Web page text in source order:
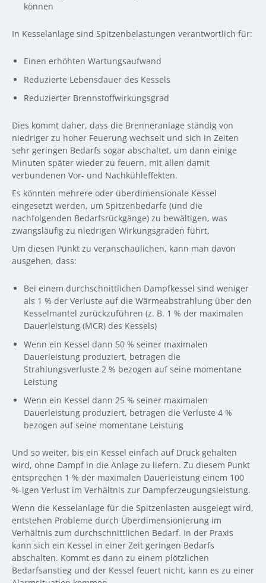
können
In Kesselanlage sind Spitzenbelastungen verantwortlich für:
Einen erhöhten Wartungsaufwand
Reduzierte Lebensdauer des Kessels
Reduzierter Brennstoffwirkungsgrad
Dies kommt daher, dass die Brenneranlage ständig von
niedriger zu hoher Feuerung wechselt und sich in Zeiten
sehr geringen Bedarfs sogar abschaltet, um dann einige
Minuten später wieder zu feuern, mit allen damit
verbundenen Vor- und Nachkühleffekten.
Es könnten mehrere oder überdimensionale Kessel
eingesetzt werden, um Spitzenbedarfe (und die
nachfolgenden Bedarfsrückgänge) zu bewältigen, was
zwangsläufig zu niedrigen Wirkungsgraden führt.
Um diesen Punkt zu veranschaulichen, kann man davon
ausgehen, dass:
Bei einem durchschnittlichen Dampfkessel sind weniger
als 1 % der Verluste auf die Wärmeabstrahlung über den
Kesselmantel zurückzuführen (z. B. 1 % der maximalen
Dauerleistung (MCR) des Kessels)
Wenn ein Kessel dann 50 % seiner maximalen
Dauerleistung produziert, betragen die
Strahlungsverluste 2 % bezogen auf seine momentane
Leistung
Wenn ein Kessel dann 25 % seiner maximalen
Dauerleistung produziert, betragen die Verluste 4 %
bezogen auf seine momentane Leistung
Und so weiter, bis ein Kessel einfach auf Druck gehalten
wird, ohne Dampf in die Anlage zu liefern. Zu diesem Punkt
entsprechen 1 % der maximalen Dauerleistung einem 100
%-igen Verlust im Verhältnis zur Dampferzeugungsleistung.
Wenn die Kesselanlage für die Spitzenlasten ausgelegt wird,
entstehen Probleme durch Überdimensionierung im
Verhältnis zum durchschnittlichen Bedarf. In der Praxis
kann sich ein Kessel in einer Zeit geringen Bedarfs
abschalten. Kommt es dann zu einem plötzlichen
Bedarfsanstieg und der Kessel feuert nicht, kann es zu einer